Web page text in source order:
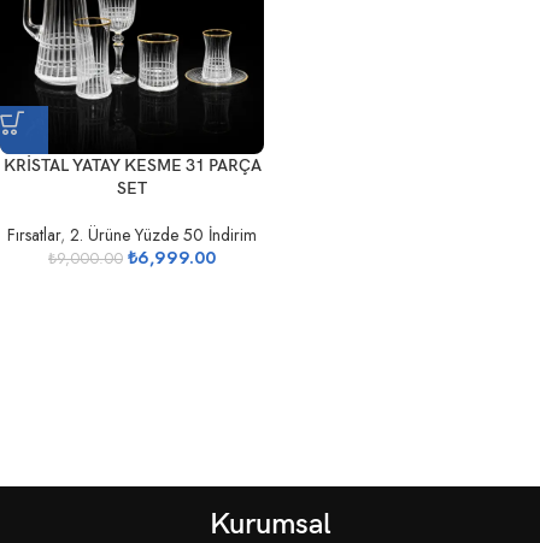
KRİSTAL YATAY KESME 31 PARÇA
SET
Fırsatlar, 2. Ürüne Yüzde 50 İndirim
₺9,000.00 ₺6,999.00
Kurumsal